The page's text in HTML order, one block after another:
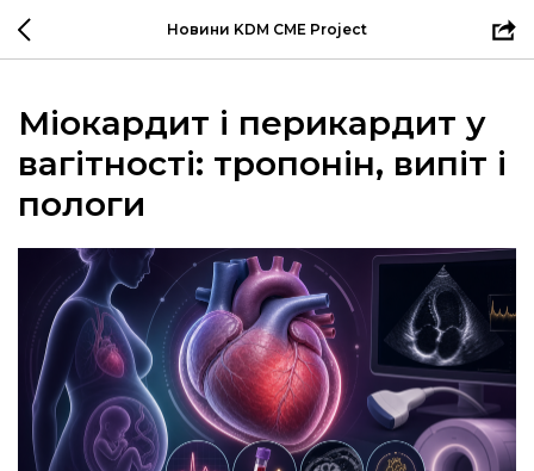
Новини KDM CME Project
Міокардит і перикардит у
вагітності: тропонін, випіт і
пологи